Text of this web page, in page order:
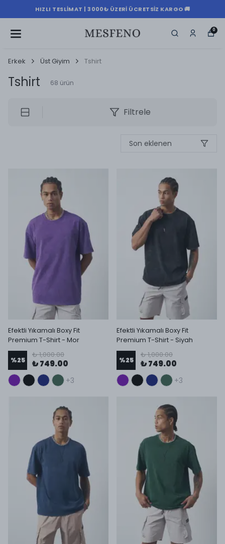
HIZLI TESLIMAT | 3000₺ ÜZERI ÜCRETSIZ KARGO 🚚
0
Erkek Üst Giyim Tshirt
Tshirt 68 ürün
Filtrele
Son eklenen
Efektli Yıkamalı Boxy Fit
Premium T-Shirt - Mor
%25
₺ 1,000.00
₺ 749.00
+3
Efektli Yıkamalı Boxy Fit
Premium T-Shirt - Siyah
%25
₺ 1,000.00
₺ 749.00
+3